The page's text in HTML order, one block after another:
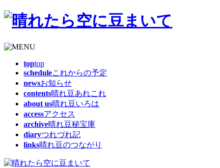
toptop
scheduleこれからの予定
newsお知らせ
contents晴れ豆あれこれ
about us晴れ豆いろは
accessアクセス
archive晴れ豆秘宝庫
diaryつれづれ記
links晴れ豆のつながり